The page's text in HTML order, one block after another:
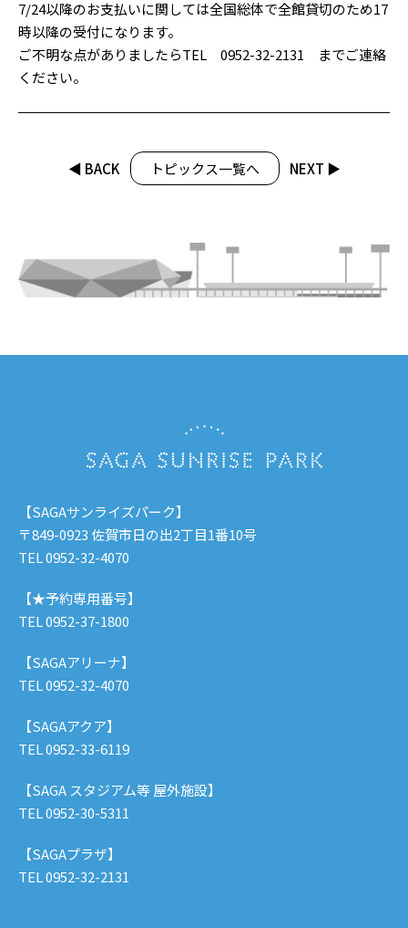
7/24以降のお支払いに関しては全国総体で全館貸切のため17
時以降の受付になります。
ご不明な点がありましたらTEL 0952-32-2131 までご連絡
ください。
◀︎ BACK トピックス一覧へ NEXT ▶︎
【SAGAサンライズパーク】
〒849-0923 佐賀市日の出2丁目1番10号
TEL 0952-32-4070
【★予約専用番号】
TEL 0952-37-1800
【SAGAアリーナ】
TEL 0952-32-4070
【SAGAアクア】
TEL 0952-33-6119
【SAGA スタジアム等 屋外施設】
TEL 0952-30-5311
【SAGAプラザ】
TEL 0952-32-2131